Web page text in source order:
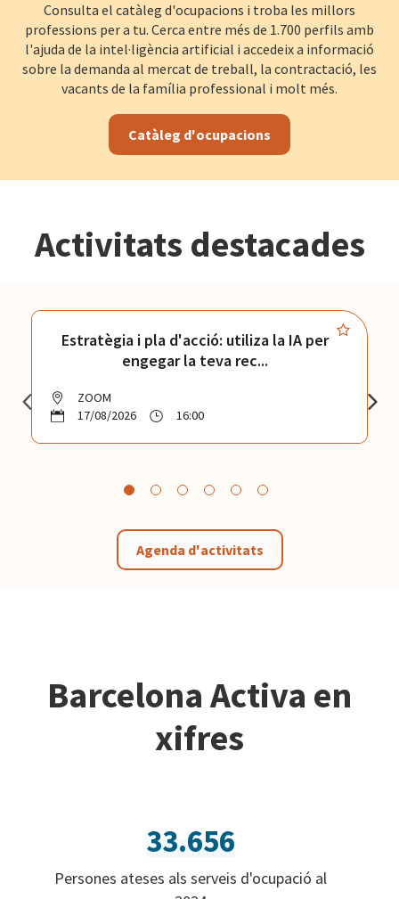
Consulta el catàleg d'ocupacions i troba les millors
professions per a tu. Cerca entre més de 1.700 perfils amb
l'ajuda de la intel·ligència artificial i accedeix a informació
sobre la demanda al mercat de treball, la contractació, les
vacants de la família professional i molt més.
Catàleg d'ocupacions
Activitats destacades
Estratègia i pla d'acció: utiliza la IA per
engegar la teva rec...
ZOOM
17/08/2026
16:00
Agenda d'activitats
Barcelona Activa en
xifres
33.656
Persones ateses als serveis d'ocupació al